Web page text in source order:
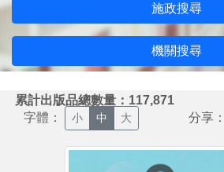
施政搜尋
機關搜尋
累計出版品總數量：117,871
字體： 小 中 大 分享：